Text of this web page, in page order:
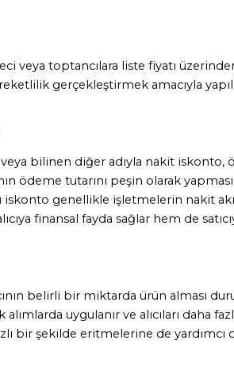
veya toptancılara liste fiyatı
gerçekleştirmek amacıyla
bilinen diğer adıyla nakit iskonto,
ödeme tutarını peşin olarak
iskonto genellikle işletmelerin nakit
finansal fayda sağlar hem de
belirli bir miktarda ürün alması
uygulanır ve alıcıları daha
bir şekilde eritmelerine de yardımcı